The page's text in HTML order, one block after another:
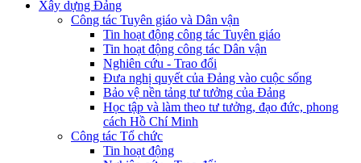
Xây dựng Đảng
Công tác Tuyên giáo và Dân vận
Tin hoạt động công tác Tuyên giáo
Tin hoạt động công tác Dân vận
Nghiên cứu - Trao đổi
Đưa nghị quyết của Đảng vào cuộc sống
Bảo vệ nền tảng tư tưởng của Đảng
Học tập và làm theo tư tưởng, đạo đức, phong
cách Hồ Chí Minh
Công tác Tổ chức
Tin hoạt động